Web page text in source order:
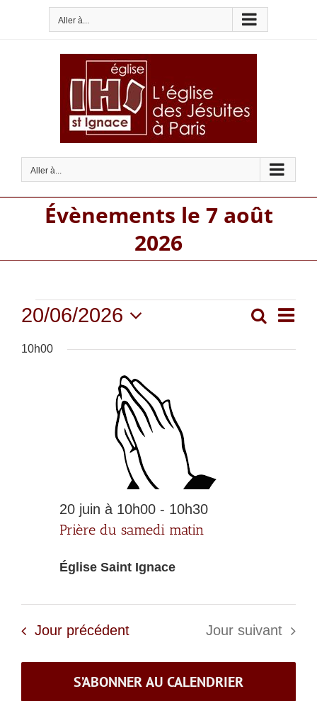
Aller à...
Aller à...
Évènements le 7 août
2026
Évènements
for et
Jour
20/06/2026
Sélectionnez
une
10h00
Prière du samedi matin
20 juin à 10h00 - 10h30
Église Saint Ignace
Jour précédent Jour suivant
S’ABONNER AU CALENDRIER